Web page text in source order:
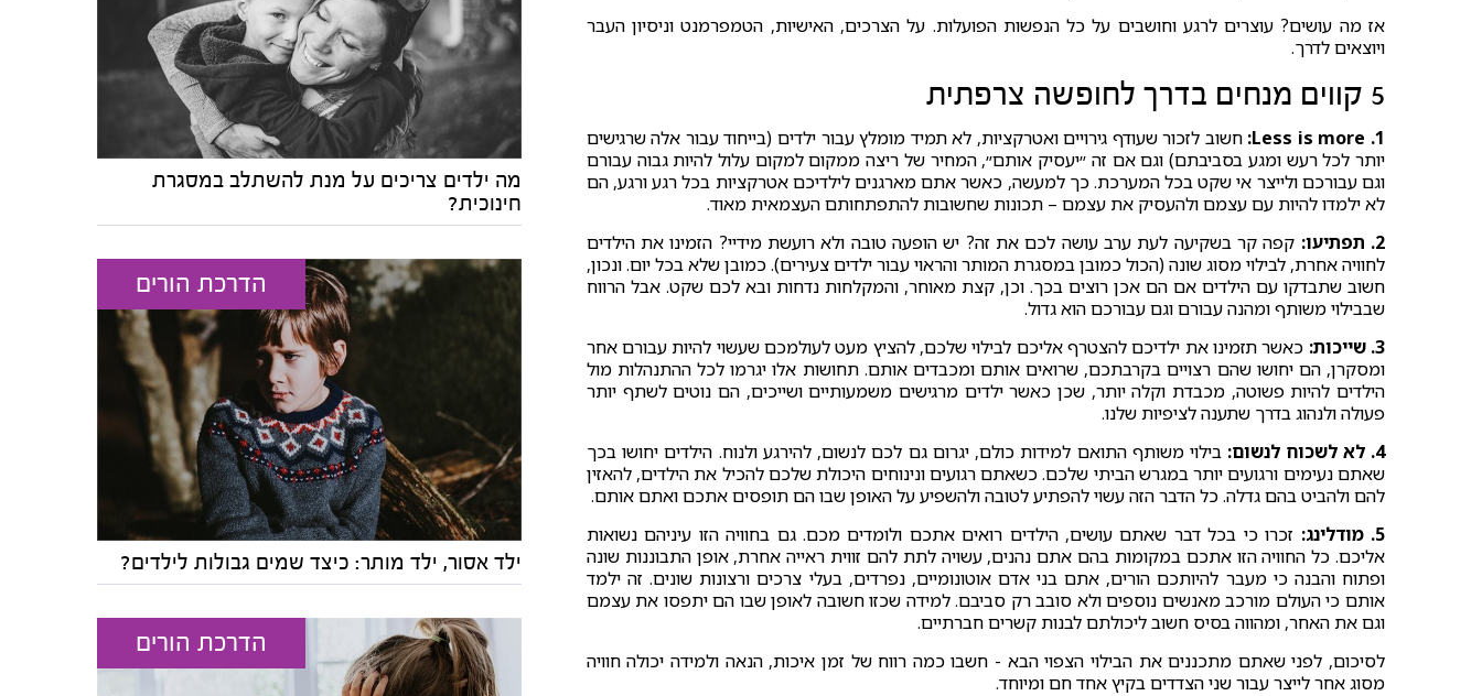
אז מה עושים? עוצרים לרגע וחושבים על כל הנפשות הפועלות. על הצרכים, האישיות, הטמפרמנט וניסיון העבר
ויוצאים לדרך.
5 קווים מנחים בדרך לחופשה צרפתית
Less is more .1: חשוב לזכור שעודף גירויים ואטרקציות, לא תמיד מומלץ עבור ילדים (בייחוד עבור אלה שרגישים
יותר לכל רעש ומגע בסביבתם) וגם אם זה ״יעסיק אותם״, המחיר של ריצה ממקום למקום עלול להיות גבוה עבורם
וגם עבורכם ולייצר אי שקט בכל המערכת. כך למעשה, כאשר אתם מארגנים לילדיכם אטרקציות בכל רגע ורגע, הם
לא ילמדו להיות עם עצמם ולהעסיק את עצמם – תכונות שחשובות להתפתחותם העצמאית מאוד.
2. תפתיעו:
קפה קר בשקיעה לעת ערב עושה לכם את זה? יש הופעה טובה ולא רועשת מידיי? הזמינו את הילדים
לחוויה אחרת, לבילוי מסוג שונה (הכול כמובן במסגרת המותר והראוי עבור ילדים צעירים). כמובן שלא בכל יום. ונכון,
חשוב שתבדקו עם הילדים אם הם אכן רוצים בכך. וכן, קצת מאוחר, והמקלחות נדחות ובא לכם שקט. אבל הרווח
שבבילוי משותף ומהנה עבורם וגם עבורכם הוא גדול.
3. שייכות:
כאשר תזמינו את ילדיכם להצטרף אליכם לבילוי שלכם, להציץ מעט לעולמכם שעשוי להיות עבורם אחר
ומסקרן, הם יחושו שהם רצויים בקרבתכם, שרואים אותם ומכבדים אותם. תחושות אלו יגרמו לכל ההתנהלות מול
הילדים להיות פשוטה, מכבדת וקלה יותר, שכן כאשר ילדים מרגישים משמעותיים ושייכים, הם נוטים לשתף יותר
פעולה ולנהוג בדרך שתענה לציפיות שלנו.
4. לא לשכוח לנשום:
בילוי משותף התואם למידות כולם, יגרום גם לכם לנשום, להירגע ולנוח. הילדים יחושו בכך
שאתם נעימים ורגועים יותר במגרש הביתי שלכם. כשאתם רגועים ונינוחים היכולת שלכם להכיל את הילדים, להאזין
להם ולהביט בהם גדלה. כל הדבר הזה עשוי להפתיע לטובה ולהשפיע על האופן שבו הם תופסים אתכם ואתם אותם.
5. מודלינג:
זכרו כי בכל דבר שאתם עושים, הילדים רואים אתכם ולומדים מכם. גם בחוויה הזו עיניהם נשואות
אליכם. כל החוויה הזו אתכם במקומות בהם אתם נהנים, עשויה לתת להם זווית ראייה אחרת, אופן התבוננות שונה
ופתוח והבנה כי מעבר להיותכם הורים, אתם בני אדם אוטונומיים, נפרדים, בעלי צרכים ורצונות שונים. זה ילמד
אותם כי העולם מורכב מאנשים נוספים ולא סובב רק סביבם. למידה שכזו חשובה לאופן שבו הם יתפסו את עצמם
וגם את האחר, ומהווה בסיס חשוב ליכולתם לבנות קשרים חברתיים.
לסיכום, לפני שאתם מתכננים את הבילוי הצפוי הבא - חשבו כמה רווח של זמן איכות, הנאה ולמידה יכולה חוויה
מסוג אחר לייצר עבור שני הצדדים בקיץ אחד חם ומיוחד.
מה ילדים צריכים על מנת להשתלב במסגרת
חינוכית?
הדרכת הורים
ילד אסור, ילד מותר: כיצד שמים גבולות לילדים?
הדרכת הורים